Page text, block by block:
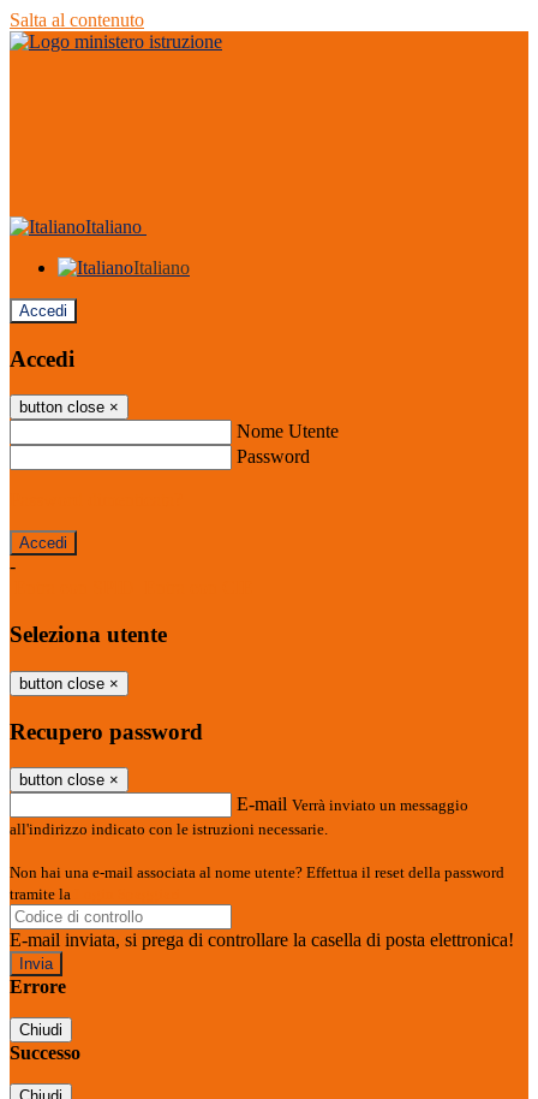
Salta al contenuto
Italiano
Italiano
Accedi
Accedi
button close ×
Nome Utente
Password
-
Seleziona utente
button close ×
Recupero password
button close ×
E-mail Verrà inviato un messaggio
all'indirizzo indicato con le istruzioni necessarie.
Non hai una e-mail associata al nome utente? Effettua il reset della password
tramite la
E-mail inviata, si prega di controllare la casella di posta elettronica!
Errore
Chiudi
Successo